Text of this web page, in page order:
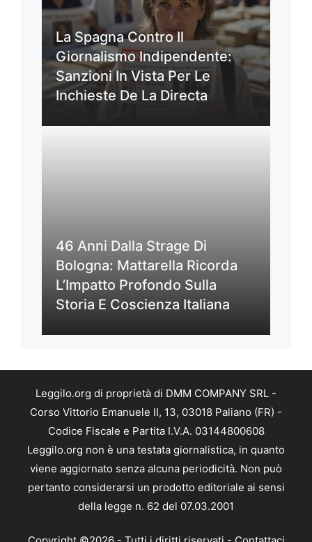
La Spagna Contro Il
Giornalismo Indipendente:
Sanzioni In Vista Per Le
Inchieste De La Directa
46 Anni Dalla Strage Di
Bologna: Mattarella Ricorda
L’Impatto Profondo Sulla
Storia E Coscienza Italiana
Leggilo.org di proprietà di DMM COMPANY SRL -
Corso Vittorio Emanuele II, 13, 03018 Paliano (FR) -
Codice Fiscale e Partita I.V.A. 03144800608
Leggilo.org non è una testata giornalistica, in quanto
viene aggiornato senza alcuna periodicità. Non può
pertanto considerarsi un prodotto editoriale ai sensi
della legge n. 62 del 07.03.2001